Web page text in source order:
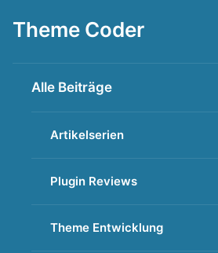
Inhalt
Theme Coder
Alle Beiträge
Artikelserien
Plugin Reviews
Theme Entwicklung